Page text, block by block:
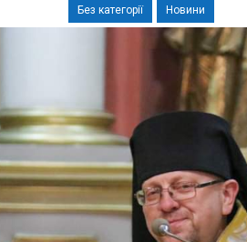
Без категорії Новини